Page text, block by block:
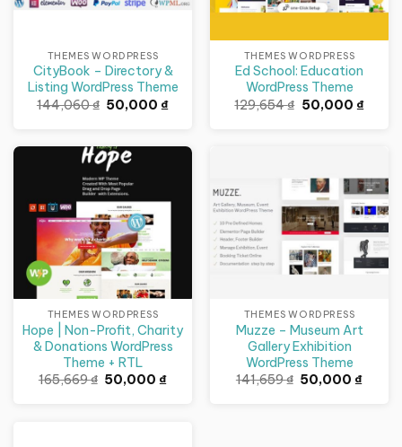
THEMES WORDPRESS
CityBook – Directory &
Listing WordPress Theme
144,060₫ Giá
gốc
50,000₫Giá
50,000 ₫.
THEMES WORDPRESS
Ed School: Education
WordPress Theme
129,654₫ Giá
gốc
50,000 ₫Giá
THEMES WORDPRESS
Hope | Non-Profit, Charity
& Donations WordPress
Theme + RTL
165,669₫ Giá
gốc
50,000₫Giá
THEMES WORDPRESS
Muzze – Museum Art
Gallery Exhibition
WordPress Theme
141,659₫ Giá
gốc
50,000₫Giá